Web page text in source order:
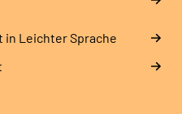
Leichter Sprache